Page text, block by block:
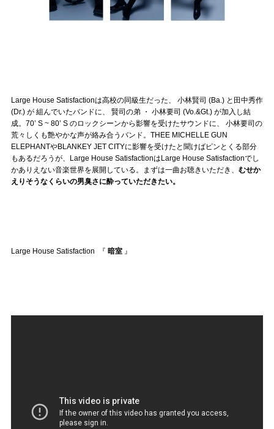
ぶいコミュ！by muevo
ぶいマガ！ by muevo
Follow us
Large House Satisfactionは高校の同級生だった、 小林賢司 (Ba.) と田中秀作
(Dr.) が 組んでいたバンドに、 賢司の弟 ・ 小林要司 (Vo.&Gt.) が加入し結
成。70’ S ~ 80’ S のロックシーンから影響を受けたサウンドに、 小林要司の
荒々しくも艶やかな声が絡み合うバンド。THEE MICHELLE GUN
ELEPHANTやBLANKEY JET CITYに影響を受けたと聞けばピンとくる部分
もあるだろうが、Large House SatisfactionはLarge House Satisfactionでし
かありえない音楽世界を展開している。まずは一曲お聴きいただき、 むせか
えりそうなくらいの男臭さに酔っていただきたい。
Large House Satisfaction 『 暗室 』